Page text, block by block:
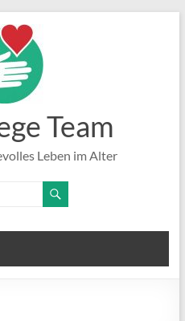
Team
Leben im Alter